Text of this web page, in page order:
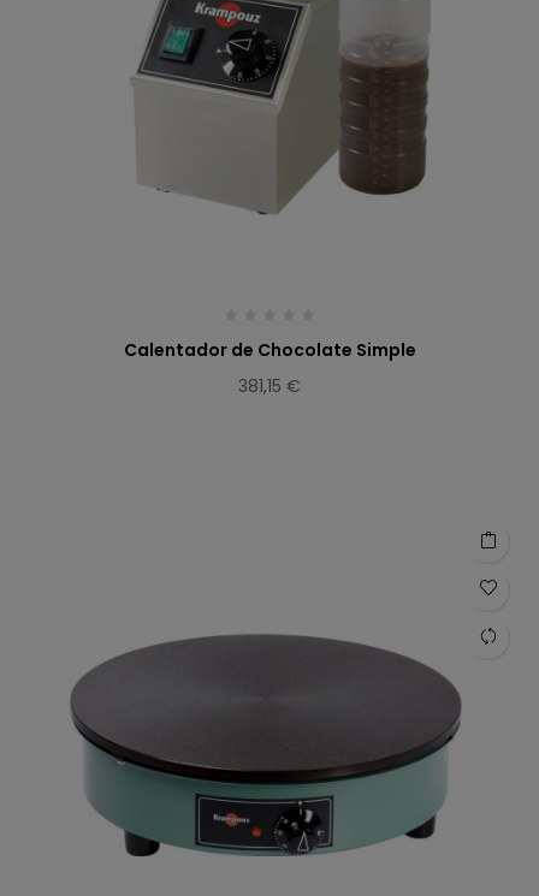
Calentador de Chocolate Simple
381,15 €